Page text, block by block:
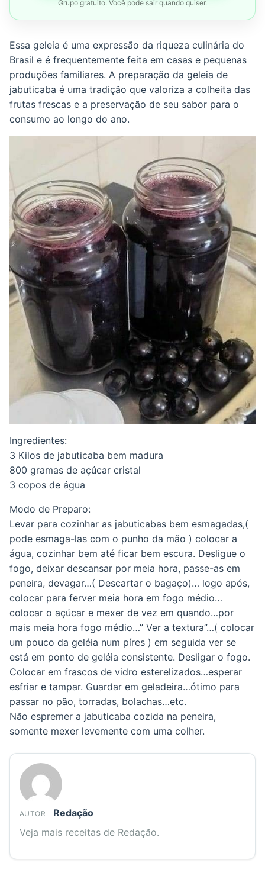
Grupo gratuito. Você pode sair quando quiser.
Essa geleia é uma expressão da riqueza culinária do
Brasil e é frequentemente feita em casas e pequenas
produções familiares. A preparação da geleia de
jabuticaba é uma tradição que valoriza a colheita das
frutas frescas e a preservação de seu sabor para o
consumo ao longo do ano.
Ingredientes:
3 Kilos de jabuticaba bem madura
800 gramas de açúcar cristal
3 copos de água
Modo de Preparo:
Levar para cozinhar as jabuticabas bem esmagadas,(
pode esmaga-las com o punho da mão ) colocar a
água, cozinhar bem até ficar bem escura. Desligue o
fogo, deixar descansar por meia hora, passe-as em
peneira, devagar…( Descartar o bagaço)… logo após,
colocar para ferver meia hora em fogo médio…
colocar o açúcar e mexer de vez em quando…por
mais meia hora fogo médio…” Ver a textura”…( colocar
um pouco da geléia num píres ) em seguida ver se
está em ponto de geléia consistente. Desligar o fogo.
Colocar em frascos de vidro esterelizados…esperar
esfriar e tampar. Guardar em geladeira…ótimo para
passar no pão, torradas, bolachas…etc.
Não espremer a jabuticaba cozida na peneira,
somente mexer levemente com uma colher.
AUTOR
Redação
Veja mais receitas de Redação.